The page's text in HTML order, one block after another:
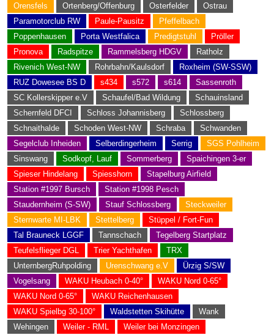
Orensfels
Ortenberg/Offenburg Osterfelder
Ostrau
Paramotorclub RW
Paule-Pausitz
Pfeffelbach
Poppenhausen
Porta Westfalica Predigtstuhl
Pröller
Pronova
Radspitze Rammelsberg HDGV
Ratholz
Rivenich West-NW
Rohrbahn/Kaulsdorf
Roxheim (SW-SSW)
RUZ Dowesee BS D
s434 s572 s614
Sassenroth
SC Kollerskipper e.V
Schaufel/Bad Wildung
Schauinsland
Schernfeld DFCI
Schloss Johannisberg
Schlossberg
Schnaithalde
Schoden West-NW Schraba
Schwanden
Segelclub Inheiden
Selberdingerheim Serrig
SGS Pohlheim
Sinswang
Sodkopf, Lauf Sommerberg
Spaichingen 3-er
Spieser Hindelang
Spiesshorn
Stapelburg Airfield
Station #1997 Bursch
Station #1998 Pesch
Staudernheim (S-SW)
Stauf Schlossberg
Steckweiler
Sternwarte MI-LBK
Stettelberg
Stüppel / Fort-Fun
Tal Brauneck LGGF
Tannschach
Tegelberg Startplatz
Teufelsflieger DGL
Trier Yachthafen
TRX
UnternbergRuhpolding
Urenschwang e.V
Ürzig S/SW
Vogelsang
WAKU Heubach 0-40°
WAKU Nord 0-65°
WAKU Nord 0-65°
WAKU Reichenhausen
WAKU Spielbg 30-100°
Waldstetten Skihütte
Wank
Wehingen
Weiler - RML Weiler bei Monzingen